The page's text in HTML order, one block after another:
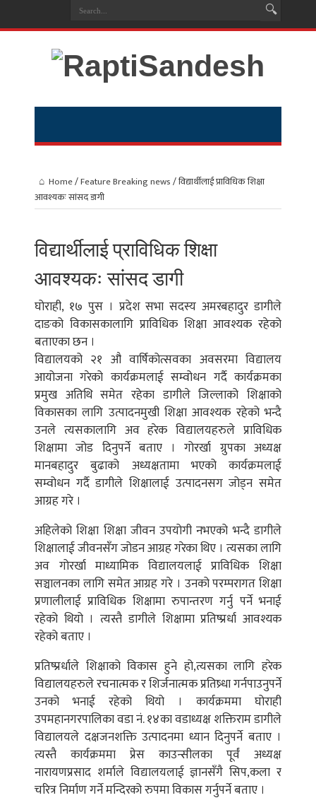
Home/Feature Breaking news/विद्यार्थीलाई प्राविधिक शिक्षा
आवश्यकः सांसद डागी
विद्यार्थीलाई प्राविधिक शिक्षा
आवश्यकः सांसद डागी
घोराही, १७ पुस । प्रदेश सभा सदस्य अमरबहादुर डागीले
दाङको विकासकालागि प्राविधिक शिक्षा आवश्यक रहेको
बताएका छन ।
विद्यालयको २१ औ वार्षिकोत्सवका अवसरमा विद्यालय
आयोजना गरेको कार्यक्रमलाई सम्वोधन गर्दै कार्यक्रमका
प्रमुख अतिथि समेत रहेका डागीले जिल्लाको शिक्षाको
विकासका लागि उत्पादनमुखी शिक्षा आवश्यक रहेको भन्दै
उनले त्यसकालागि अव हरेक विद्यालयहरुले प्राविधिक
शिक्षामा जोड दिनुपर्ने बताए । गोरर्खा ग्रुपका अध्यक्ष
मानबहादुर बुढाको अध्यक्षतामा भएको कार्यक्रमलाई
सम्वोधन गर्दै डागीले शिक्षालाई उत्पादनसग जोड्न समेत
आग्रह गरे ।
अहिलेको शिक्षा शिक्षा जीवन उपयोगी नभएको भन्दै डागीले
शिक्षालाई जीवनसँग जोडन आग्रह गरेका थिए । त्यसका लागि
अव गोरर्खा माध्यामिक विद्यालयलाई प्राविधिक शिक्षा
सञ्चालनका लागि समेत आग्रह गरे । उनको परम्परागत शिक्षा
प्रणालीलाई प्राविधिक शिक्षामा रुपान्तरण गर्नु पर्ने भनाई
रहेको थियो । त्यस्तै डागीले शिक्षामा प्रतिष्प्रर्धा आवश्यक
रहेको बताए ।
प्रतिष्प्रर्धाले शिक्षाको विकास हुने हो,त्यसका लागि हरेक
विद्यालयहरुले रचनात्मक र शिर्जनात्मक प्रतिष्र्धा गर्नपाउनुपर्ने
उनको भनाई रहेको थियो । कार्यक्रममा घोराही
उपमहानगरपालिका वडा नं. १४का वडाध्यक्ष शक्तिराम डागीले
विद्यालयले दक्षजनशक्ति उत्पादनमा ध्यान दिनुपर्ने बताए ।
त्यस्तै कार्यक्रममा प्रेस काउन्सीलका पूर्वं अध्यक्ष
नारायणप्रसाद शर्माले विद्यालयलाई ज्ञानसँगै सिप,कला र
चरित्र निर्माण गर्ने मन्दिरको रुपमा विकास गर्नुपर्ने बताए ।